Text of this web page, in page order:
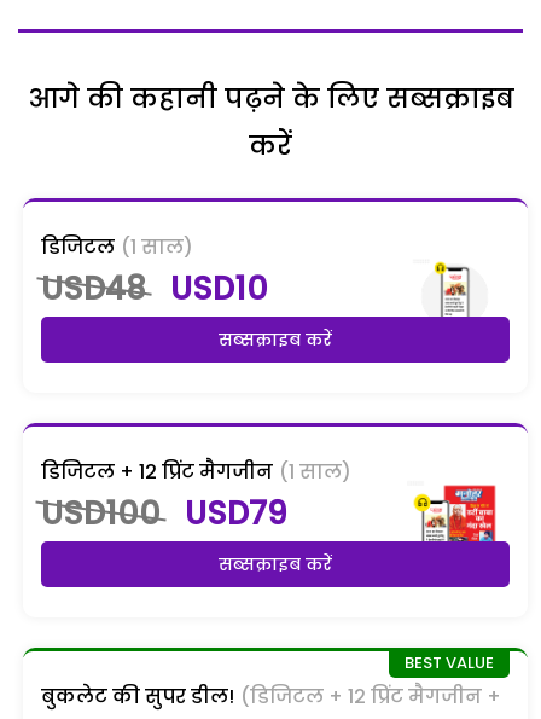
आगे की कहानी पढ़ने के लिए सब्सक्राइब
करें
डिजिटल (1 साल)
USD48 USD10
सब्सक्राइब करें
डिजिटल + 12 प्रिंट मैगजीन (1 साल)
USD100 USD79
सब्सक्राइब करें
बुकलेट की सुपर डील! (डिजिटल + 12 प्रिंट मैगजीन +